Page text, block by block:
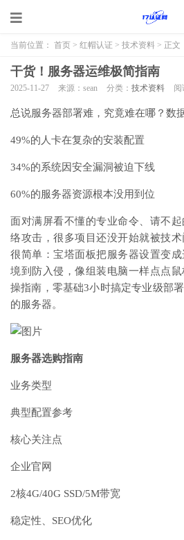
当前位置： 首页 > 红帽认证 > 技术资料 > 正文
干货！服务器运维极简指南
2025-11-27 来源：sean 分类： 技术资料 阅
总说服务器部署难，究竟难在哪？数
49%的人卡在复杂的安装配置
34%的系统因安全漏洞被迫下线
60%的服务器资源根本没用到位
面对满屏看不懂的专业命令、请不
络攻击，很多项目还没开始就被技
很简单：宝塔面板把服务器设置变
境到防入侵，像组装电脑一样点点
操指南，零基础3小时搞定专业级部
的服务器。
服务器选购指南
业务类型
典型配置参考
核心关注点
企业官网
2核4G/40G SSD/5M带宽
稳定性、SEO优化